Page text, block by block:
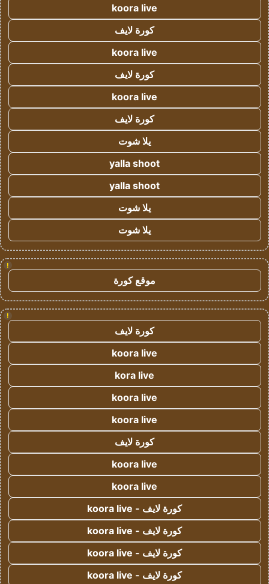
koora live
كورة لايف
koora live
كورة لايف
koora live
كورة لايف
يلا شوت
yalla shoot
yalla shoot
يلا شوت
يلا شوت
!
موقع كورة
!
كورة لايف
koora live
kora live
koora live
koora live
كورة لايف
koora live
koora live
كورة لايف - koora live
كورة لايف - koora live
كورة لايف - koora live
كورة لايف - koora live